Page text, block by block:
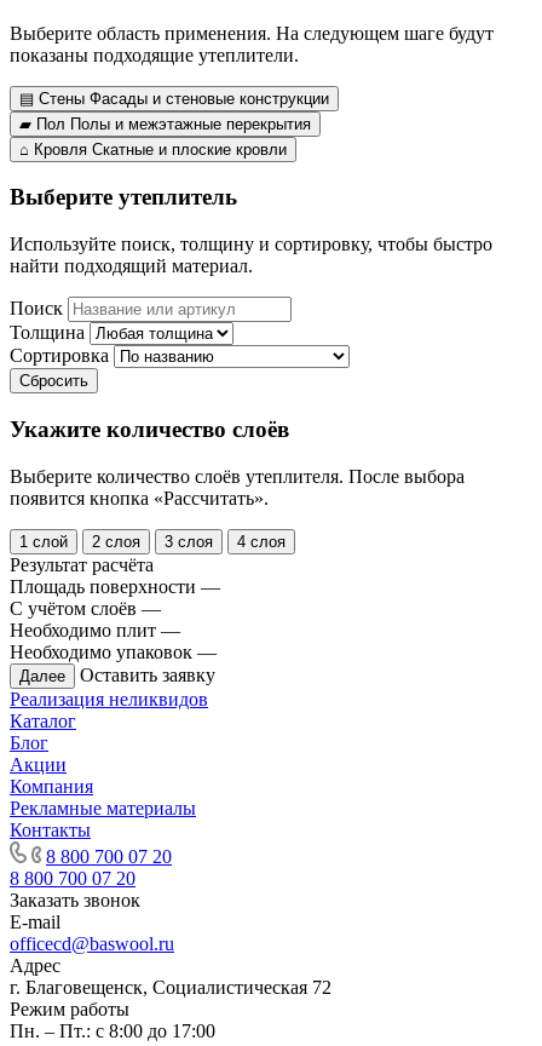
Выберите область применения. На следующем шаге будут
показаны подходящие утеплители.
▤ Стены Фасады и стеновые конструкции
▰ Пол Полы и межэтажные перекрытия
⌂ Кровля Скатные и плоские кровли
Выберите утеплитель
Используйте поиск, толщину и сортировку, чтобы быстро
найти подходящий материал.
Поиск
Толщина
Сортировка
Сбросить
Укажите количество слоёв
Выберите количество слоёв утеплителя. После выбора
появится кнопка «Рассчитать».
1 слой 2 слоя 3 слоя 4 слоя
Результат расчёта
Площадь поверхности —
С учётом слоёв —
Необходимо плит —
Необходимо упаковок —
Далее
Оставить заявку
Реализация неликвидов
Каталог
Блог
Акции
Компания
Рекламные материалы
Контакты
8 800 700 07 20
8 800 700 07 20
Заказать звонок
E-mail
officecd@baswool.ru
Адрес
г. Благовещенск, Социалистическая 72
Режим работы
Пн. – Пт.: с 8:00 до 17:00